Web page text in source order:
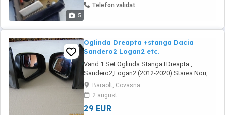
5
Telefon validat
Oglinda Dreapta +stanga Dacia
Sandero2 Logan2 etc.
Vand 1 Set Oglinda Stanga+Dreapta ,
Sandero2,Logan2 (2012-2020) Starea Nou,
Nefolosit!
Baraolt, Covasna
2 august
29 EUR